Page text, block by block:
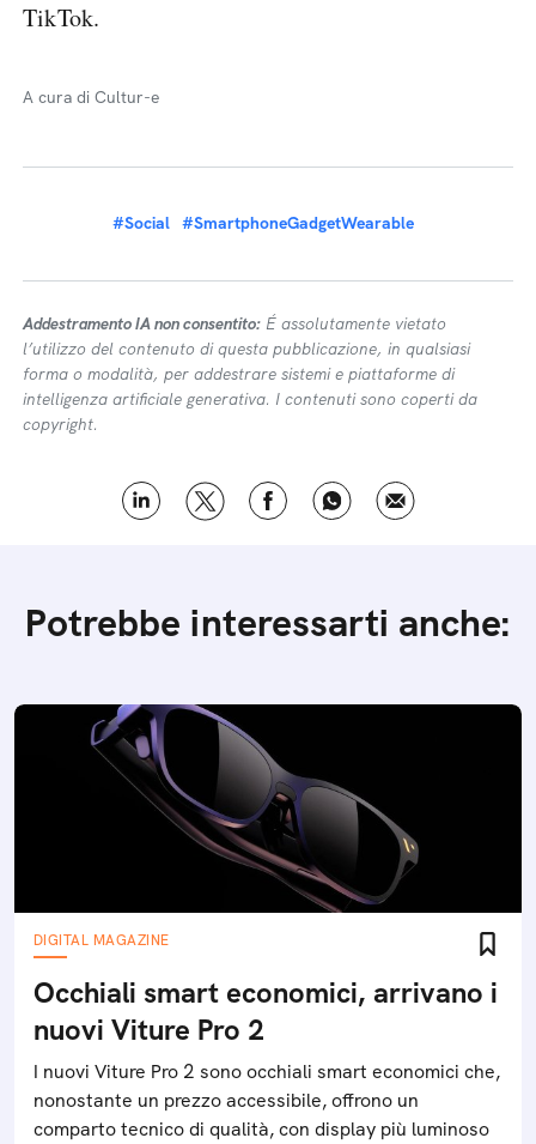
TikTok.
A cura di Cultur-e
#Social #SmartphoneGadgetWearable
Addestramento IA non consentito: É assolutamente vietato
l’utilizzo del contenuto di questa pubblicazione, in qualsiasi
forma o modalità, per addestrare sistemi e piattaforme di
intelligenza artificiale generativa. I contenuti sono coperti da
copyright.
Potrebbe interessarti anche:
DIGITAL MAGAZINE
Occhiali smart economici, arrivano i
nuovi Viture Pro 2
I nuovi Viture Pro 2 sono occhiali smart economici che,
nonostante un prezzo accessibile, offrono un
comparto tecnico di qualità, con display più luminoso